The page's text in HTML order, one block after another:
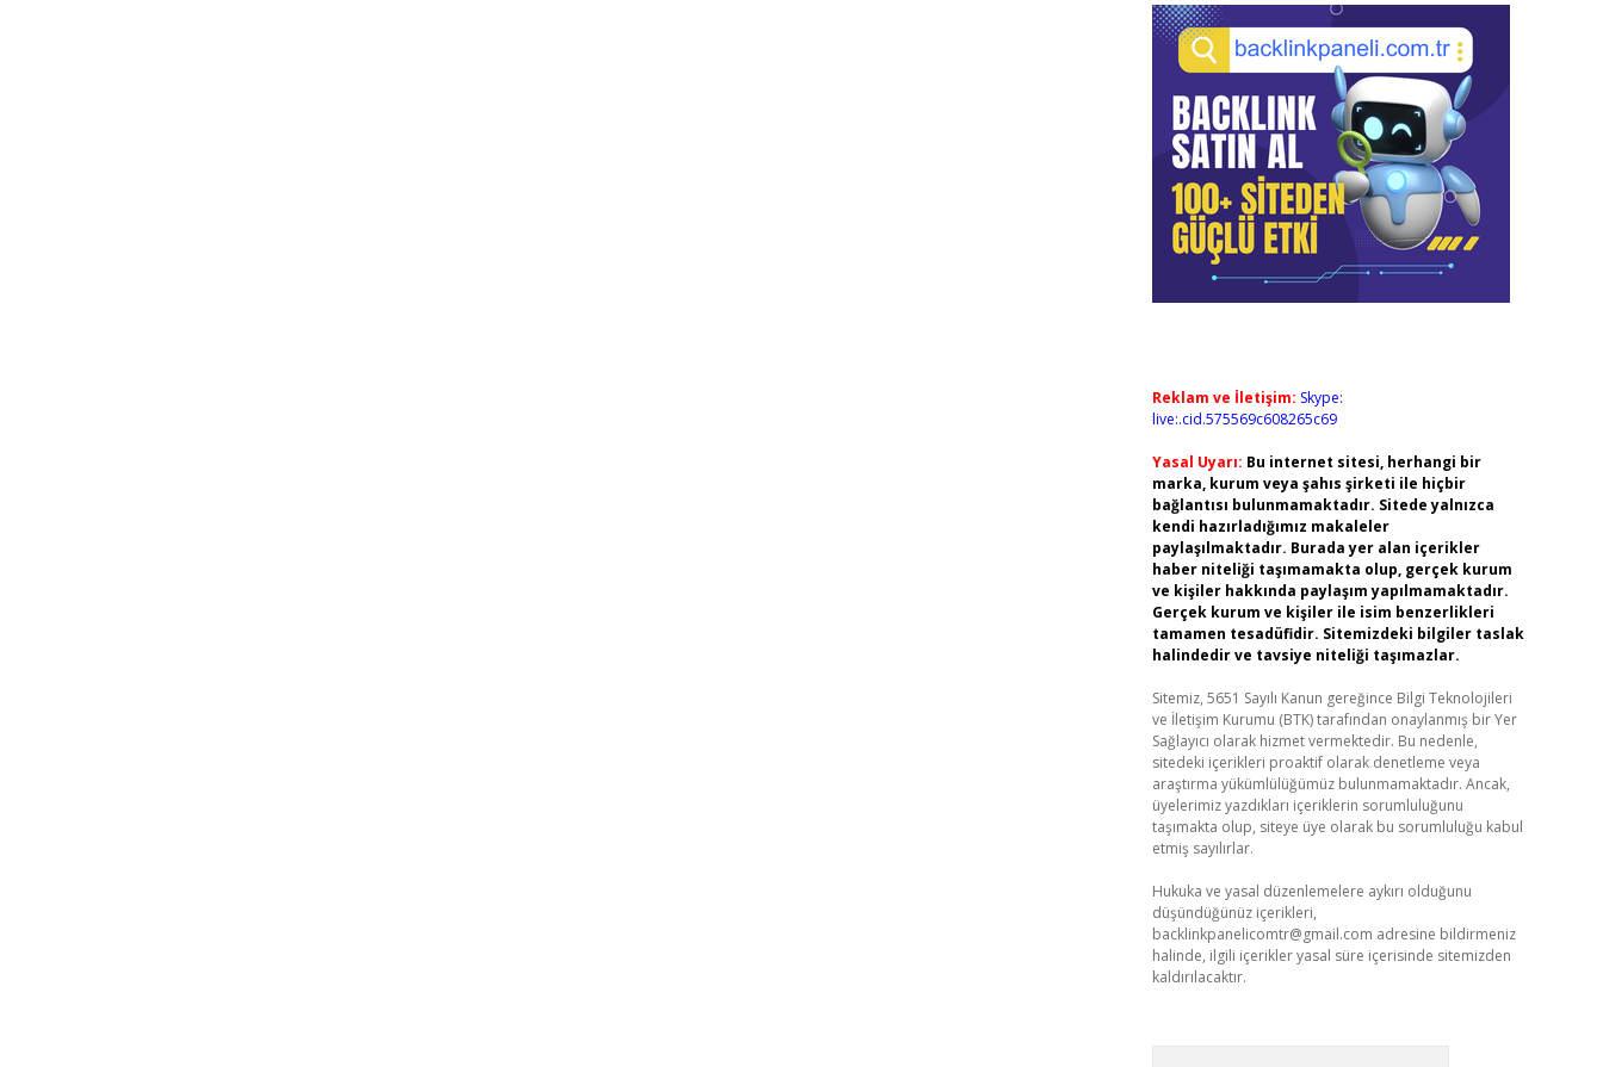
Reklam ve İletişim: Skype:
live:.cid.575569c608265c69
Yasal Uyarı: Bu internet sitesi, herhangi bir
marka, kurum veya şahıs şirketi ile hiçbir
bağlantısı bulunmamaktadır. Sitede yalnızca
kendi hazırladığımız makaleler
paylaşılmaktadır. Burada yer alan içerikler
haber niteliği taşımamakta olup, gerçek kurum
ve kişiler hakkında paylaşım yapılmamaktadır.
Gerçek kurum ve kişiler ile isim benzerlikleri
tamamen tesadüfidir. Sitemizdeki bilgiler taslak
halindedir ve tavsiye niteliği taşımazlar.
Sitemiz, 5651 Sayılı Kanun gereğince Bilgi Teknolojileri
ve İletişim Kurumu (BTK) tarafından onaylanmış bir Yer
Sağlayıcı olarak hizmet vermektedir. Bu nedenle,
sitedeki içerikleri proaktif olarak denetleme veya
araştırma yükümlülüğümüz bulunmamaktadır. Ancak,
üyelerimiz yazdıkları içeriklerin sorumluluğunu
taşımakta olup, siteye üye olarak bu sorumluluğu kabul
etmiş sayılırlar.
Hukuka ve yasal düzenlemelere aykırı olduğunu
düşündüğünüz içerikleri,
backlinkpanelicomtr@gmail.com adresine bildirmeniz
halinde, ilgili içerikler yasal süre içerisinde sitemizden
kaldırılacaktır.